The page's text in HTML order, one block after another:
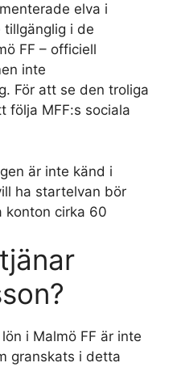
elva i
i de
FF – officiell
inte
För att se den troliga
följa MFF:s sociala
är inte känd i
ha startelvan bör
konton cirka 60
i Malmö FF är inte
granskats i detta